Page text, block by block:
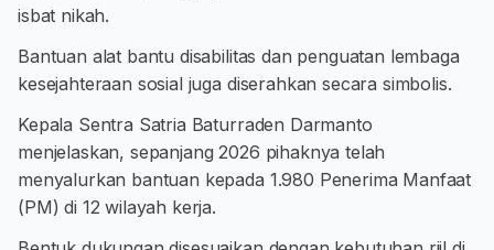
isbat nikah.
Bantuan alat bantu disabilitas dan penguatan lembaga
kesejahteraan sosial juga diserahkan secara simbolis.
Kepala Sentra Satria Baturraden Darmanto
menjelaskan, sepanjang 2026 pihaknya telah
menyalurkan bantuan kepada 1.980 Penerima Manfaat
(PM) di 12 wilayah kerja.